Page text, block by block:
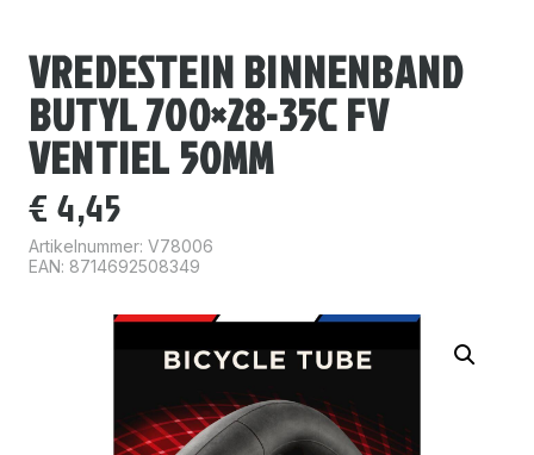
VREDESTEIN BINNENBAND
BUTYL 700×28-35C FV
VENTIEL 50MM
€ 4,45
Artikelnummer: V78006
EAN: 8714692508349